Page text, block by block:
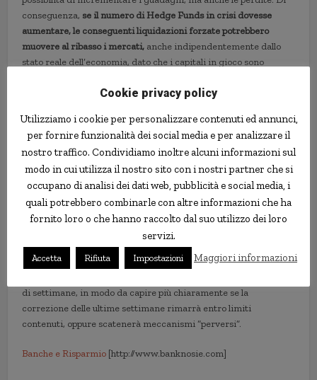
conseguenza, se il numero di Hedge Funds in crisi dovesse
aumentare, le conseguenti liquidazioni forzate potrebbero
muovere al ribasso i mercati, anche indipendentemente dallo
stato reale dell’economia, dato che i capitali in gioco sono
Europa, ed è proprio di oggi un bollettino della BCE che “lancia
l’allarme”, dando molto spazio ai “Leveraged BuyOut”. Non si
tratta, intendiamoci, di un “allarme rosso”, ma di un segnale di
attenzione, in quanto se vi fosse un cedimento della fiducia dei
mercati le conseguenze poptrebbero essere quelle che ho
descritto poco sopra.
Insomma, per quanto riguarda l’Europa soprattutto n
essere il caso di farsi prendere dal panico, ma neppure di essere
eccessivamente ottimisti nel brevissimo termine: quello che
di settimane, in modo da capire più chiaramente se la
correzione delle ultime settimane rimarrà entro limiti
contenuti, oppure scatenerà meccanismi “perversi”.
Banche e Risparmio [http://www.banknosie.com]
Cookie privacy policy
Utilizziamo i cookie per personalizzare contenuti ed annunci,
per fornire funzionalità dei social media e per analizzare il
nostro traffico. Condividiamo inoltre alcuni informazioni sul
modo in cui utilizza il nostro sito con i nostri partner che si
occupano di analisi dei dati web, pubblicità e social media, i
quali potrebbero combinarle con altre informazioni che ha
fornito loro o che hanno raccolto dal suo utilizzo dei loro
servizi.
Accetta Rifiuta Impostazioni Maggiori informazioni